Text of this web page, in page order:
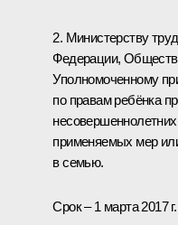
2. Министерству
Федерации,
Уполномоченному
по правам ребёнка
применяемых мер
в семью.
Срок – 1 марта 2017 г.